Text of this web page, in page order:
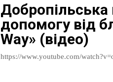
допомогу від
Way» (відео)